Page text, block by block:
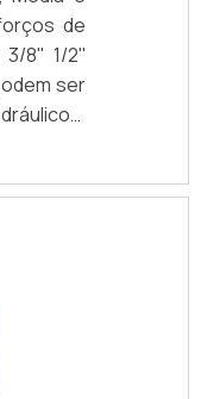
de
8'' 1/2''
de
e
de